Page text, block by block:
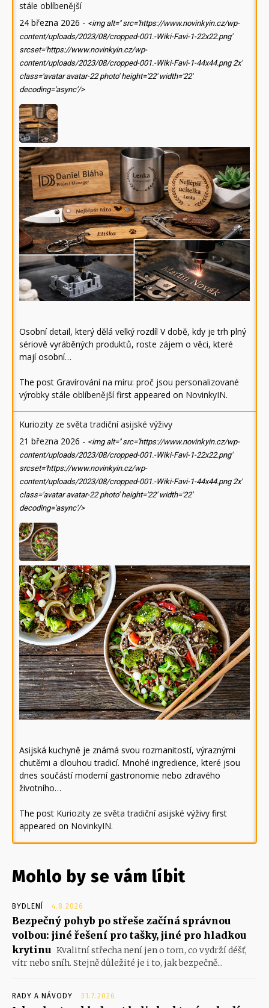
stále oblíbenější
24 března 2026 - <img alt='' src='https://www.novinkyin.cz/wp-
content/uploads/2023/08/cropped-001.-Wiki-Favi-1-22x22.png'
srcset='https://www.novinkyin.cz/wp-
content/uploads/2023/08/cropped-001.-Wiki-Favi-1-44x44.png 2x'
class='avatar avatar-22 photo' height='22' width='22'
decoding='async'/>
Osobní detail, který dělá velký rozdíl V době, kdy je trh plný
sériově vyráběných produktů, roste zájem o věci, které
mají osobní…
The post Gravírování na míru: proč jsou personalizované
výrobky stále oblíbenějšífirst appeared on NovinkyIN.
Kuriozity ze světa tradiční asijské výživy
21 března 2026 - <img alt='' src='https://www.novinkyin.cz/wp-
content/uploads/2023/08/cropped-001.-Wiki-Favi-1-22x22.png'
srcset='https://www.novinkyin.cz/wp-
content/uploads/2023/08/cropped-001.-Wiki-Favi-1-44x44.png 2x'
class='avatar avatar-22 photo' height='22' width='22'
decoding='async'/>
Asijská kuchyně je známá svou rozmanitostí, výraznými
chutěmi a dlouhou tradicí. Mnohé ingredience, které jsou
dnes součástí moderní gastronomie nebo zdravého
životního…
The post Kuriozity ze světa tradiční asijské výživy first
appeared on NovinkyIN.
Mohlo by se vám líbit
BYDLENÍ 4.8.2026
Bezpečný pohyb po střeše začíná správnou
volbou: jiné řešení pro tašky, jiné pro hladkou
krytinu Kvalitní střecha není jen o tom, co vydrží déšť,
vítr nebo sníh. Stejně důležité je i to, jak bezpečně...
RADY A NÁVODY 31.7.2026